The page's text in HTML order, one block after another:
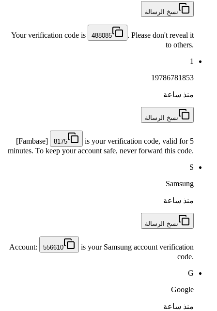
نسخ الرسالة
Your verification code is 488085
. Please don't reveal it
to others.
1
19786781853
منذ ساعة
نسخ الرسالة
[Fambase] 8175
is your verification code, valid for 5
minutes. To keep your account safe, never forward this code.
S
Samsung
منذ ساعة
نسخ الرسالة
Account: 556610
is your Samsung account verification
code.
G
Google
منذ ساعة